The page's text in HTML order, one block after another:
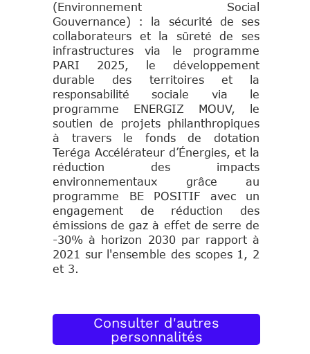
(Environnement Social
Gouvernance) : la sécurité de ses
collaborateurs et la sûreté de ses
infrastructures via le programme
PARI 2025, le développement
durable des territoires et la
responsabilité sociale via le
programme ENERGIZ MOUV, le
soutien de projets philanthropiques
à travers le fonds de dotation
Teréga Accélérateur d’Énergies, et la
réduction des impacts
environnementaux grâce au
programme BE POSITIF avec un
engagement de réduction des
émissions de gaz à effet de serre de
-30% à horizon 2030 par rapport à
2021 sur l'ensemble des scopes 1, 2
et 3.
Consulter d'autres
personnalités